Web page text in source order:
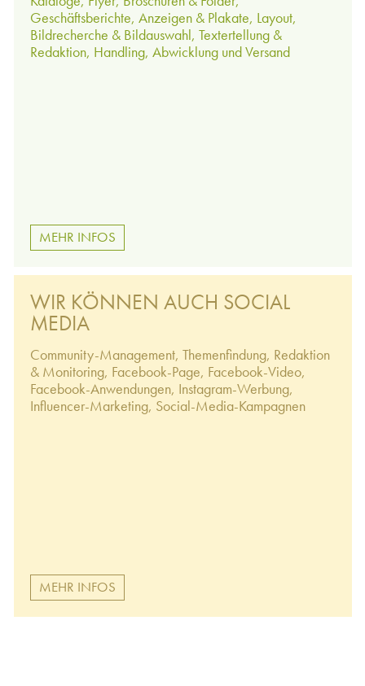
Geschäftsberichte, Anzeigen & Plakate, Layout,
Bildrecherche & Bildauswahl, Textertellung &
Redaktion, Handling, Abwicklung und Versand
MEHR INFOS
WIR KÖNNEN AUCH SOCIAL
MEDIA
Community-Management, Themenfindung, Redaktion
& Monitoring, Facebook-Page, Facebook-Video,
Facebook-Anwendungen, Instagram-Werbung,
Influencer-Marketing, Social-Media-Kampagnen
MEHR INFOS